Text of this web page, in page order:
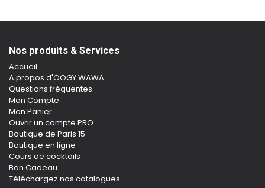
Nos produits & Services
Accueil
A propos d'OOGY WAWA
Questions fréquentes
Mon Compte
Mon Panier
Ouvrir un compte PRO
Boutique de Paris 15
Boutique en ligne
Cours de cocktails
Bon Cadeau
Téléchargez nos catalogues